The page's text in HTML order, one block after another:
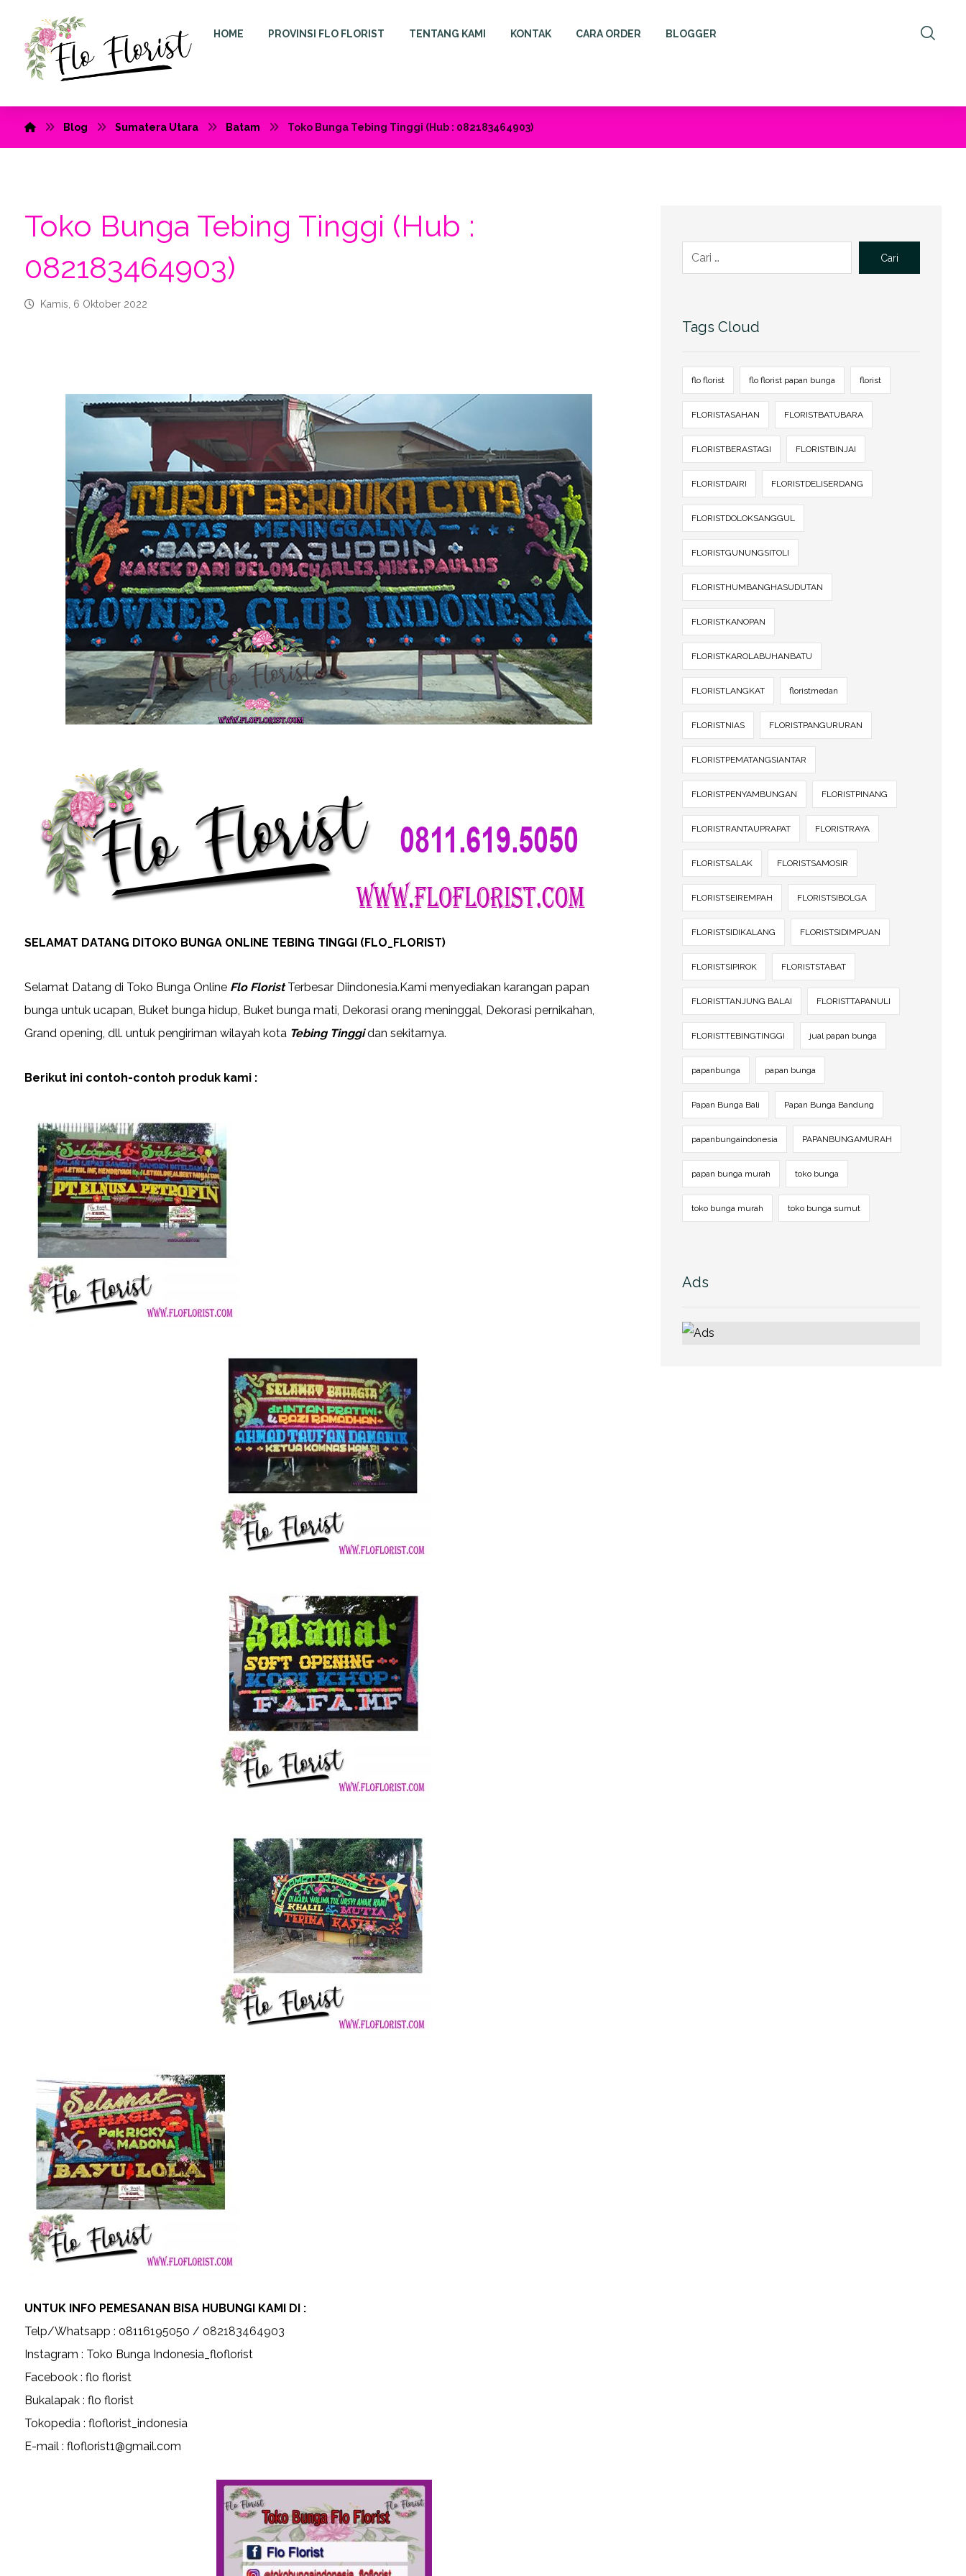
HOME PROVINSI FLO FLORIST TENTANG KAMI KONTAK CARA ORDER BLOGGER
Blog Sumatera Utara Batam Toko Bunga Tebing Tinggi (Hub : 082183464903)
Toko Bunga Tebing Tinggi (Hub :
082183464903)
Kamis, 6 Oktober 2022
SELAMAT DATANG DITOKO BUNGA ONLINE TEBING TINGGI (FLO_FLORIST)
Selamat Datang di Toko Bunga Online Flo FloristTerbesar Diindonesia.Kami menyediakan karangan papan
bunga untuk ucapan, Buket bunga hidup, Buket bunga mati, Dekorasi orang meninggal, Dekorasi pernikahan,
Grand opening, dll. untuk pengiriman wilayah kota Tebing Tinggidan sekitarnya.
Berikut ini contoh-contoh produk kami :
UNTUK INFO PEMESANAN BISA HUBUNGI KAMI DI :
Telp/Whatsapp : 08116195050 / 082183464903
Instagram : Toko Bunga Indonesia_floflorist
Facebook : flo florist
Bukalapak : flo florist
Tokopedia : floflorist_indonesia
E-mail : floflorist1@gmail.com
Cari
Tags Cloud
flo florist flo florist papan bunga florist
FLORISTASAHAN FLORISTBATUBARA
FLORISTBERASTAGI FLORISTBINJAI
FLORISTDAIRI FLORISTDELISERDANG
FLORISTDOLOKSANGGUL
FLORISTGUNUNGSITOLI
FLORISTHUMBANGHASUDUTAN
FLORISTKANOPAN
FLORISTKAROLABUHANBATU
FLORISTLANGKAT floristmedan
FLORISTNIAS FLORISTPANGURURAN
FLORISTPEMATANGSIANTAR
FLORISTPENYAMBUNGAN FLORISTPINANG
FLORISTRANTAUPRAPAT FLORISTRAYA
FLORISTSALAK FLORISTSAMOSIR
FLORISTSEIREMPAH FLORISTSIBOLGA
FLORISTSIDIKALANG FLORISTSIDIMPUAN
FLORISTSIPIROK FLORISTSTABAT
FLORISTTANJUNG BALAI FLORISTTAPANULI
FLORISTTEBINGTINGGI jual papan bunga
papanbunga papan bunga
Papan Bunga Bali Papan Bunga Bandung
papanbungaindonesia PAPANBUNGAMURAH
papan bunga murah toko bunga
toko bunga murah toko bunga sumut
Ads